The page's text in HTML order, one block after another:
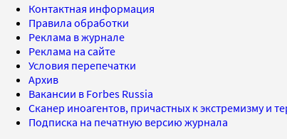
Контактная информация
Правила обработки
Реклама в журнале
Реклама на сайте
Условия перепечатки
Архив
Вакансии в Forbes Russia
Сканер иноагентов, причастных к экстремизму и
Подписка на печатную версию журнала